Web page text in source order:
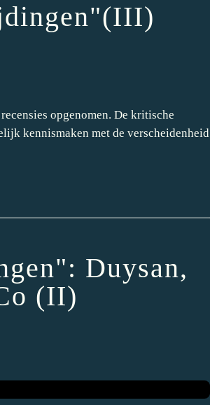
opgenomen. De kritische
kennismaken met de verscheidenheid
Duysan,
(II)